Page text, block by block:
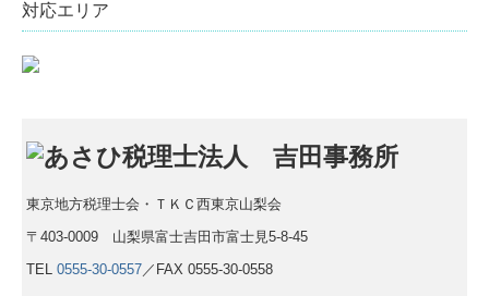
対応エリア
東京地方税理士会・ＴＫＣ西東京山梨会
〒403-0009 山梨県富士吉田市富士見5-8-45
TEL 0555-30-0557／FAX 0555-30-0558